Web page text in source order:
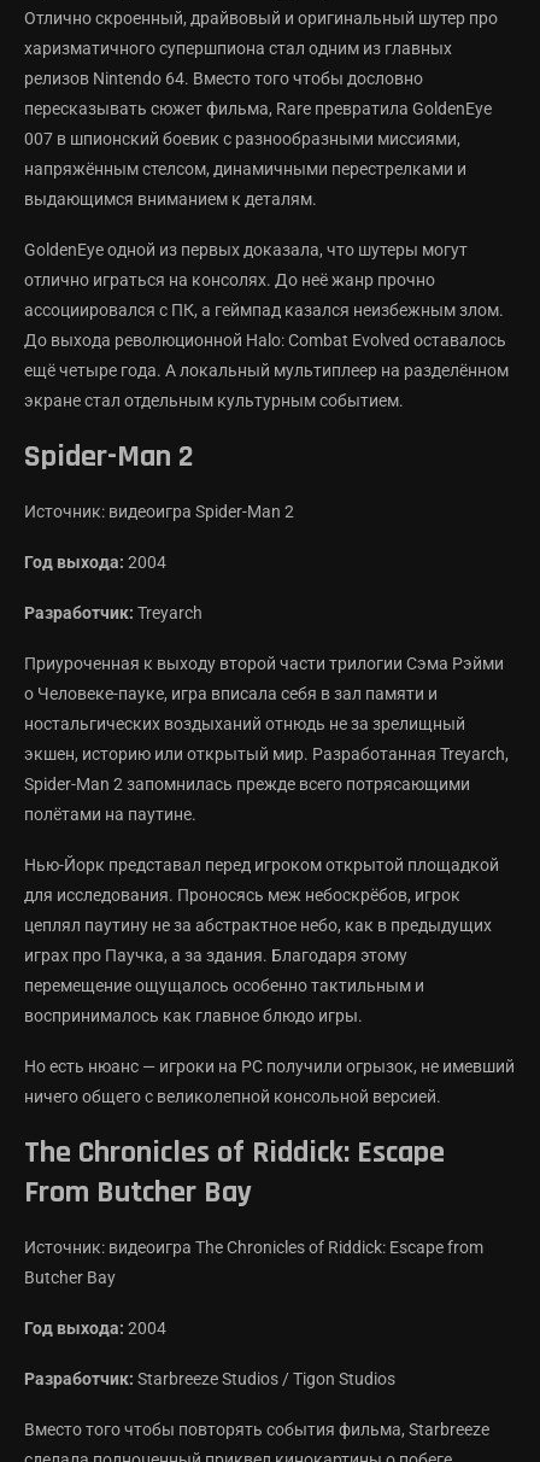
Отлично скроенный, драйвовый и оригинальный шутер про
харизматичного супершпиона стал одним из главных
релизов Nintendo 64. Вместо того чтобы дословно
пересказывать сюжет фильма, Rare превратила GoldenEye
007 в шпионский боевик с разнообразными миссиями,
напряжённым стелсом, динамичными перестрелками и
выдающимся вниманием к деталям.
GoldenEye одной из первых доказала, что шутеры могут
отлично играться на консолях. До неё жанр прочно
ассоциировался с ПК, а геймпад казался неизбежным злом.
До выхода революционной Halo: Combat Evolved оставалось
ещё четыре года. А локальный мультиплеер на разделённом
экране стал отдельным культурным событием.
Spider-Man 2
Источник: видеоигра Spider-Man 2
Год выхода: 2004
Разработчик: Treyarch
Приуроченная к выходу второй части трилогии Сэма Рэйми
о Человеке-пауке, игра вписала себя в зал памяти и
ностальгических воздыханий отнюдь не за зрелищный
экшен, историю или открытый мир. Разработанная Treyarch,
Spider-Man 2 запомнилась прежде всего потрясающими
полётами на паутине.
Нью-Йорк представал перед игроком открытой площадкой
для исследования. Проносясь меж небоскрёбов, игрок
цеплял паутину не за абстрактное небо, как в предыдущих
играх про Паучка, а за здания. Благодаря этому
перемещение ощущалось особенно тактильным и
воспринималось как главное блюдо игры.
Но есть нюанс — игроки на PC получили огрызок, не имевший
ничего общего с великолепной консольной версией.
The Chronicles of Riddick: Escape
From Butcher Bay
Источник: видеоигра The Chronicles of Riddick: Escape from
Butcher Bay
Год выхода: 2004
Разработчик: Starbreeze Studios / Tigon Studios
Вместо того чтобы повторять события фильма, Starbreeze